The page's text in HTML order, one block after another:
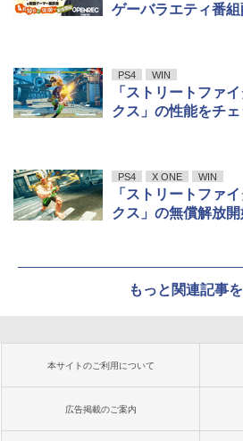
ゲーバラエティ番
PS4 WIN
「ストリートファ
クス」の性能をチェ
PS4 X ONE WIN
「ストリートファ
クス」の無償解放開
もっと関連記事
本サイトのご利用について
広告掲載のご案内